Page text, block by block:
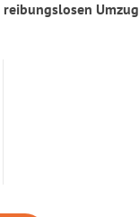
reibungslosen Umzug